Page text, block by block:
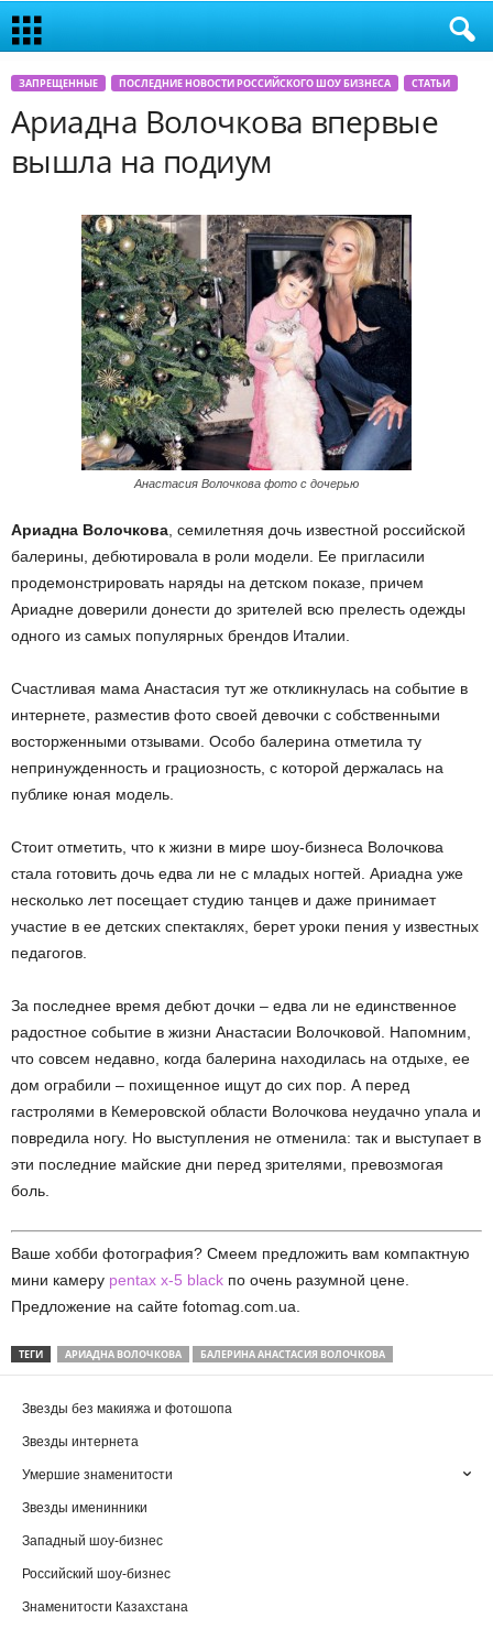
ЗАПРЕЩЕННЫЕ ПОСЛЕДНИЕ НОВОСТИ РОССИЙСКОГО ШОУ БИЗНЕСА СТАТЬИ
Ариадна Волочкова впервые
вышла на подиум
Анастасия Волочкова фото с дочерью
Ариадна Волочкова , семилетняя дочь известной российской
балерины, дебютировала в роли модели. Ее пригласили
продемонстрировать наряды на детском показе, причем
Ариадне доверили донести до зрителей всю прелесть одежды
одного из самых популярных брендов Италии.
Счастливая мама Анастасия тут же откликнулась на событие в
интернете, разместив фото своей девочки с собственными
восторженными отзывами. Особо балерина отметила ту
непринужденность и грациозность, с которой держалась на
публике юная модель.
Стоит отметить, что к жизни в мире шоу-бизнеса Волочкова
стала готовить дочь едва ли не с младых ногтей. Ариадна уже
несколько лет посещает студию танцев и даже принимает
участие в ее детских спектаклях, берет уроки пения у известных
педагогов.
За последнее время дебют дочки – едва ли не единственное
радостное событие в жизни Анастасии Волочковой. Напомним,
что совсем недавно, когда балерина находилась на отдыхе, ее
дом ограбили – похищенное ищут до сих пор. А перед
гастролями в Кемеровской области Волочкова неудачно упала и
повредила ногу. Но выступления не отменила: так и выступает в
эти последние майские дни перед зрителями, превозмогая
боль.
Ваше хобби фотография? Смеем предложить вам компактную
мини камеру pentax x-5 black по очень разумной цене.
Предложение на сайте fotomag.com.ua.
ТЕГИ АРИАДНА ВОЛОЧКОВА БАЛЕРИНА АНАСТАСИЯ ВОЛОЧКОВА
Звезды без макияжа и фотошопа
Звезды интернета
Умершие знаменитости
Звезды именинники
Западный шоу-бизнес
Российский шоу-бизнес
Знаменитости Казахстана